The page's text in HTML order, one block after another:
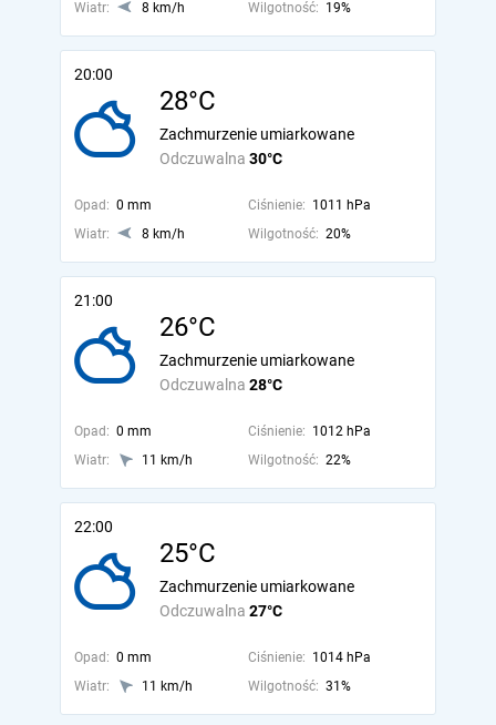
Wiatr:
8 km/h Wilgotność: 19%
20:00
28°C
Odczuwalna 30°C
Zachmurzenie umiarkowane
Opad: 0 mm Ciśnienie: 1011 hPa
Wiatr:
8 km/h Wilgotność: 20%
21:00
26°C
Odczuwalna 28°C
Zachmurzenie umiarkowane
Opad: 0 mm Ciśnienie: 1012 hPa
Wiatr:
11 km/h Wilgotność: 22%
22:00
25°C
Odczuwalna 27°C
Zachmurzenie umiarkowane
Opad: 0 mm Ciśnienie: 1014 hPa
Wiatr:
11 km/h Wilgotność: 31%